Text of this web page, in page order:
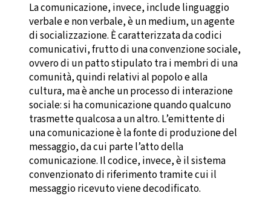
La comunicazione, invece, include linguaggio
verbale e non verbale, è un medium, un agente
di socializzazione. È caratterizzata da codici
comunicativi, frutto di una convenzione sociale,
ovvero di un patto stipulato tra i membri di una
comunità, quindi relativi al popolo e alla
cultura, ma è anche un processo di interazione
sociale: si ha comunicazione quando qualcuno
trasmette qualcosa a un altro. L’emittente di
una comunicazione è la fonte di produzione del
messaggio, da cui parte l’atto della
comunicazione. Il codice, invece, è il sistema
convenzionato di riferimento tramite cui il
messaggio ricevuto viene decodificato.